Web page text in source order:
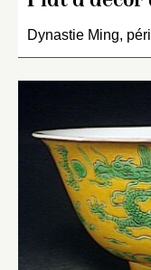
Dynastie Ming,